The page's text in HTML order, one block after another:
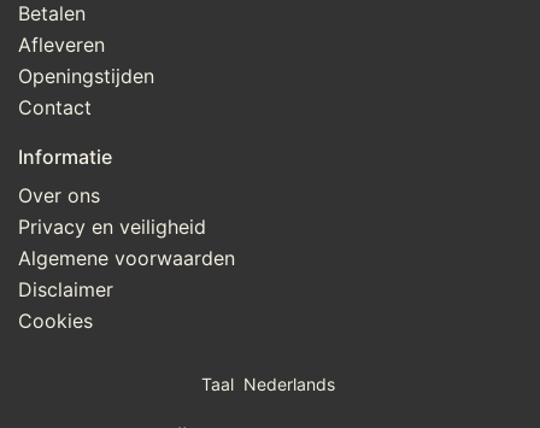
Betalen
Afleveren
Openingstijden
Contact
Informatie
Over ons
Privacy en veiligheid
Algemene voorwaarden
Disclaimer
Cookies
Taal